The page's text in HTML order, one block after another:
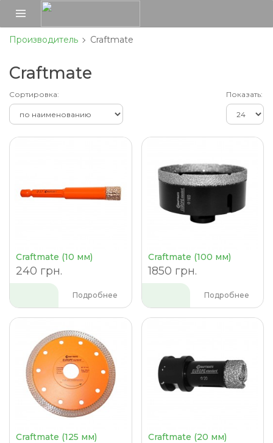
Производитель Craftmate
Craftmate
Сортировка: Показать:
Craftmate (10 мм)
240 грн.
Подробнее
Craftmate (100 мм)
1850 грн.
Подробнее
Craftmate (125 мм) Craftmate (20 мм)